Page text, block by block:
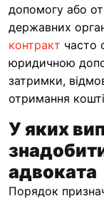
допомогу або
державних
контракт часто
юридичною
затримки,
отримання
У яких
адвоката
Порядок